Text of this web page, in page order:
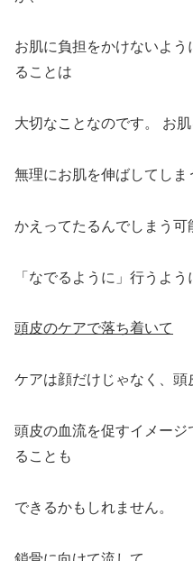
お肌に負担をかけないよ
ることは
大切なことなのです。 お肌
無理にお肌を伸ばしてしま
かえってたるんでしまう可
「なでるように」行うよ
頭皮のケアで落ち着いて
ケアは顔だけじゃなく、頭
頭皮の血流を促すイメー
ることも
できるかもしれません。